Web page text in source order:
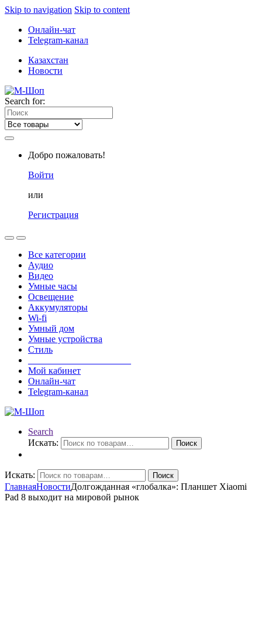
Skip to navigation Skip to content
Онлайн-чат
Telegram-канал
Казахстан
Новости
Search for:
Добро пожаловать!
Войти
или
Регистрация
Все категории
Аудио
Видео
Умные часы
Освещение
Аккумуляторы
Wi-fi
Умный дом
Умные устройства
Стиль
Мой кабинет
Онлайн-чат
Telegram-канал
Search
Искать:
Поиск
Искать: Поиск
ГлавнаяНовостиДолгожданная «глобалка»: Планшет Xiaomi
Pad 8 выходит на мировой рынок